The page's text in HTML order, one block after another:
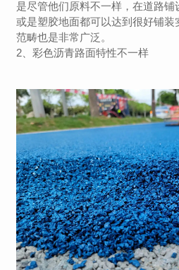
是尽管他们原料不一样，在道路
或是塑胶地面都可以达到很好铺装
范畴也是非常广泛。
2、彩色沥青路面特性不一样